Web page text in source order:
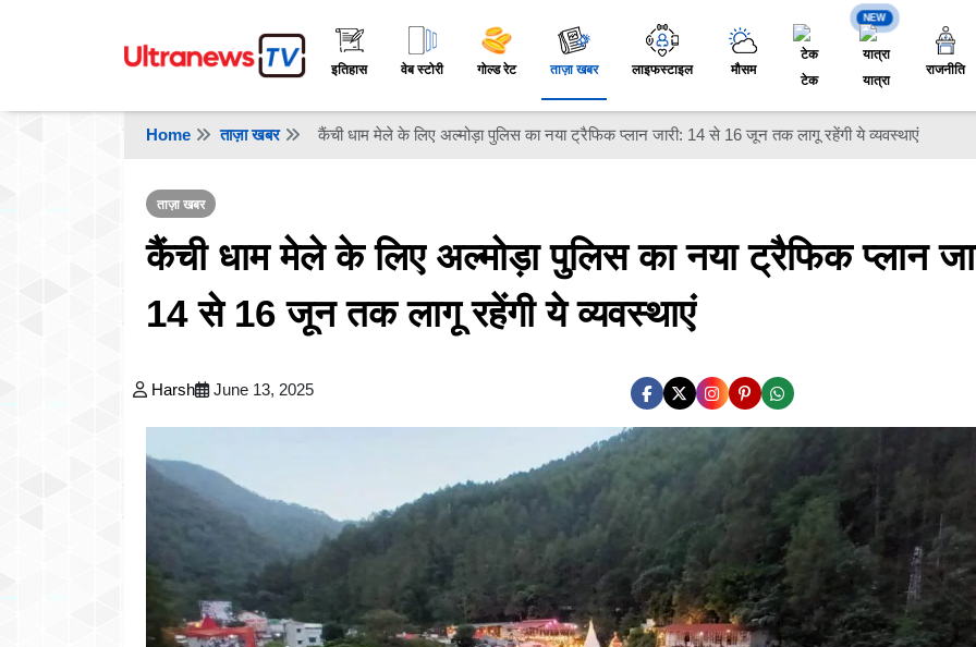
इतिहास वेब स्टोरी गोल्ड रेट ताज़ा खबर लाइफस्टाइल मौसम
टेक
NEW
यात्रा
राजनीति
Home ताज़ा खबर कैंची धाम मेले के लिए अल्मोड़ा पुलिस का नया ट्रैफिक प्लान जारी: 14 से 16 जून तक लागू रहेंगी ये व्यवस्थाएं
ताज़ा खबर
कैंची धाम मेले के लिए अल्मोड़ा पुलिस का नया ट्रैफिक प्लान
14 से 16 जून तक लागू रहेंगी ये व्यवस्थाएं
Harsh June 13, 2025